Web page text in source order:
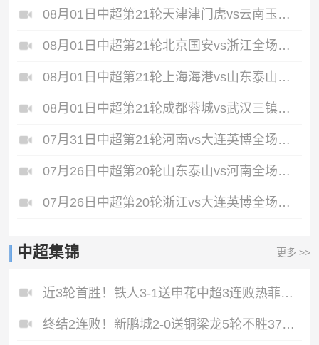
08月01日中超第21轮天津津门虎vs云南玉昆全场录像
08月01日中超第21轮北京国安vs浙江全场录像
08月01日中超第21轮上海海港vs山东泰山全场录像
08月01日中超第21轮成都蓉城vs武汉三镇全场录像
07月31日中超第21轮河南vs大连英博全场录像
07月26日中超第20轮山东泰山vs河南全场录像
07月26日中超第20轮浙江vs大连英博全场录像
中超集锦 更多 >>
近3轮首胜！铁人3-1送申花中超3连败热菲尼奥双响邦本宜裕传射
终结2连败！新鹏城2-0送铜梁龙5轮不胜37岁姜至鹏破门韦斯利建功